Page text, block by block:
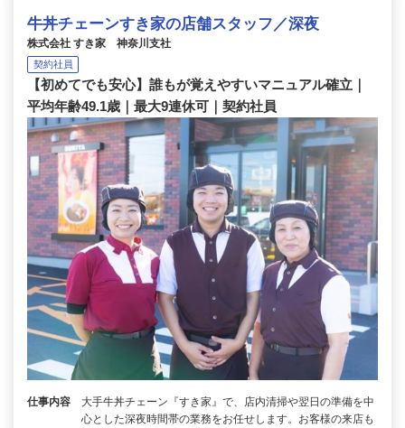
牛丼チェーンすき家の店舗スタッフ／深夜
株式会社 すき家 神奈川支社
契約社員
【初めてでも安心】誰もが覚えやすいマニュアル確立｜
平均年齢49.1歳｜最大9連休可｜契約社員
仕事内容
大手牛丼チェーン『すき家』で、店内清掃や翌日の準備を中
心とした深夜時間帯の業務をお任せします。お客様の来店も